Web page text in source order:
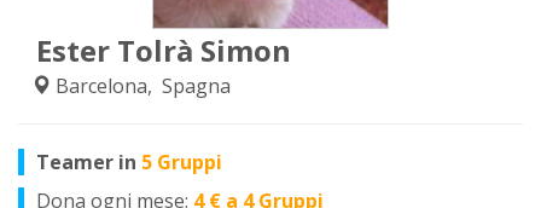
Ester Tolrà Simon
Barcelona, Spagna
Teamer in 5 Gruppi
Dona ogni mese: 4 € a 4 Gruppi